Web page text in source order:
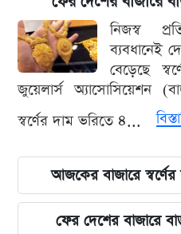
নিজস্ব
ব্যবধানেই
বেড়েছে
জুয়েলার্স অ্যাসোসিয়েশন
স্বর্ণের দাম ভরিতে ৪...
আজকের বাজারে
ফের দেশের বাজারে